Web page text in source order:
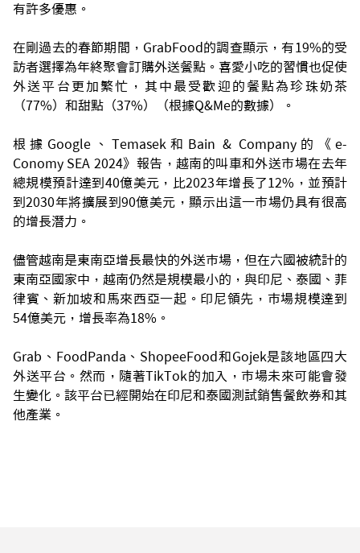
有許多優惠。
在剛過去的春節期間，GrabFood的調查顯示，有19%的受
訪者選擇為年終聚會訂購外送餐點。喜愛小吃的習慣也促使
外送平台更加繁忙，其中最受歡迎的餐點為珍珠奶茶
（77%）和甜點（37%）（根據Q&Me的數據）。
根據Google、Temasek和Bain & Company的《e-
Conomy SEA 2024》報告，越南的叫車和外送市場在去年
總規模預計達到40億美元，比2023年增長了12%，並預計
到2030年將擴展到90億美元，顯示出這一市場仍具有很高
的增長潛力。
儘管越南是東南亞增長最快的外送市場，但在六國被統計的
東南亞國家中，越南仍然是規模最小的，與印尼、泰國、菲
律賓、新加坡和馬來西亞一起。印尼領先，市場規模達到
54億美元，增長率為18%。
Grab、FoodPanda、ShopeeFood和Gojek是該地區四大
外送平台。然而，隨著TikTok的加入，市場未來可能會發
生變化。該平台已經開始在印尼和泰國測試銷售餐飲券和其
他產業。